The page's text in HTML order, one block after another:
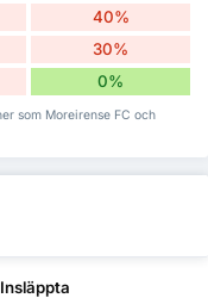
40%
30%
0%
som Moreirense FC och